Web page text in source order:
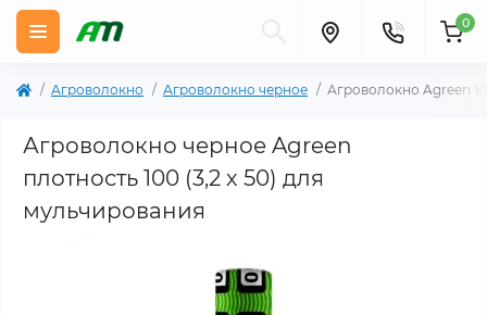
0
Агроволокно Агроволокно черное Агроволокно Agreen
Агроволокно черное Agreen
плотность 100 (3,2 х 50) для
мульчирования